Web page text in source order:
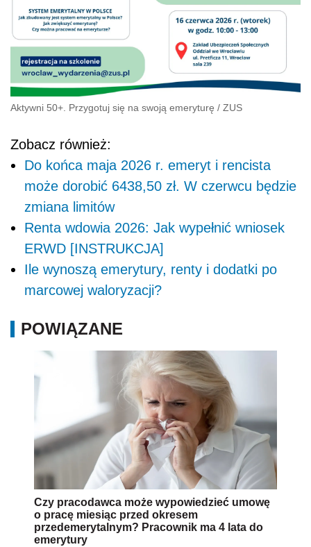
Aktywni 50+. Przygotuj się na swoją emeryturę / ZUS
Zobacz również:
Do końca maja 2026 r. emeryt i rencista
może dorobić 6438,50 zł. W czerwcu będzie
zmiana limitów
Renta wdowia 2026: Jak wypełnić wniosek
ERWD [INSTRUKCJA]
Ile wynoszą emerytury, renty i dodatki po
marcowej waloryzacji?
POWIĄZANE
Czy pracodawca może wypowiedzieć umowę
o pracę miesiąc przed okresem
przedemerytalnym? Pracownik ma 4 lata do
emerytury